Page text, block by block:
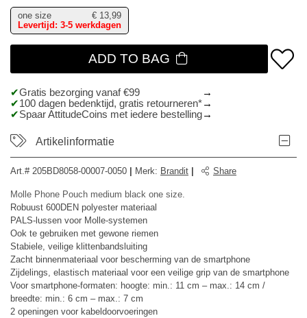
one size € 13,99
Levertijd: 3-5 werkdagen
ADD TO BAG
Gratis bezorging vanaf €99
100 dagen bedenktijd, gratis retourneren*
Spaar AttitudeCoins met iedere bestelling
Artikelinformatie
Art.# 205BD8058-00007-0050 Merk: Brandit Share
Molle Phone Pouch medium black one size.
Robuust 600DEN polyester materiaal
PALS-lussen voor Molle-systemen
Ook te gebruiken met gewone riemen
Stabiele, veilige klittenbandsluiting
Zacht binnenmateriaal voor bescherming van de smartphone
Zijdelings, elastisch materiaal voor een veilige grip van de smartphone
Voor smartphone-formaten: hoogte: min.: 11 cm – max.: 14 cm /
breedte: min.: 6 cm – max.: 7 cm
2 openingen voor kabeldoorvoeringen